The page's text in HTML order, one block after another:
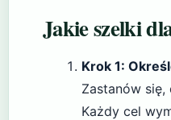
Jakie szelki
Krok 1:
Zastanów
Każdy cel